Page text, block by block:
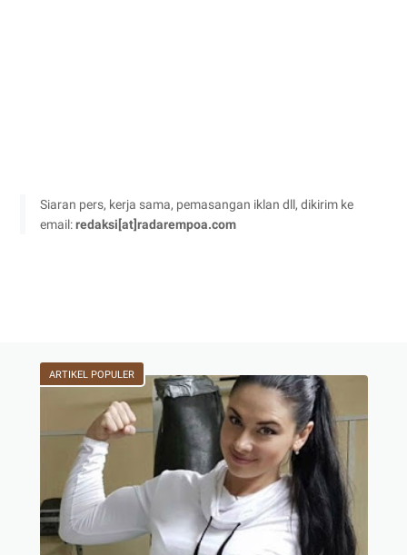
Siaran pers, kerja sama, pemasangan iklan dll, dikirim ke
email:redaksi[at]radarempoa.com
ARTIKEL POPULER